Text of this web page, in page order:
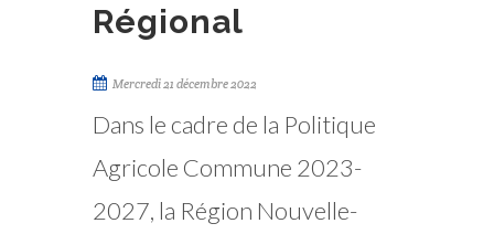
Régional
Mercredi 21 décembre 2022
Dans le cadre de la Politique
Agricole Commune 2023-
2027, la Région Nouvelle-